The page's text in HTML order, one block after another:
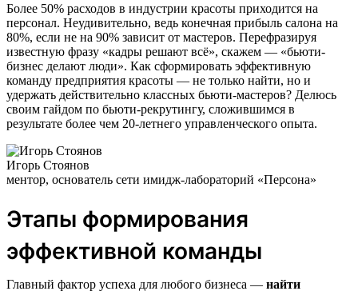
Более 50% расходов в индустрии красоты приходится на
персонал. Неудивительно, ведь конечная прибыль салона на
80%, если не на 90% зависит от мастеров. Перефразируя
известную фразу «кадры решают всё», скажем — «бьюти-
бизнес делают люди». Как сформировать эффективную
команду предприятия красоты — не только найти, но и
удержать действительно классных бьюти-мастеров? Делюсь
своим гайдом по бьюти-рекрутингу, сложившимся в
результате более чем 20-летнего управленческого опыта.
Игорь Стоянов
ментор, основатель сети имидж-лабораторий «Персона»
Этапы формирования
эффективной команды
Главный фактор успеха для любого бизнеса — найти